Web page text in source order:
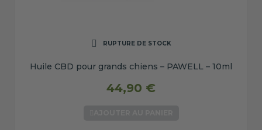
RUPTURE DE STOCK
Huile CBD pour grands chiens – PAWELL – 10ml
44,90 €